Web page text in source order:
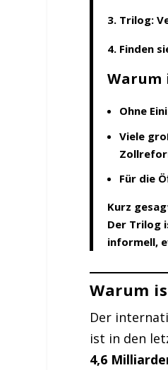
Trilog:
Finden
Warum
Ohne
Viele
Für die
Kurz
Der Trilog
informell,
Warum
Der
ist in den
4,6